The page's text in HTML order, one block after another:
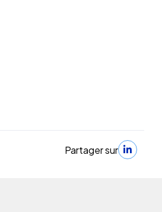
Partager sur